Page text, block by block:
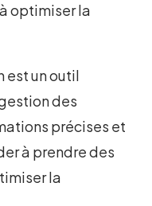
optimiser la
est un outil
des
précises et
à prendre des
la